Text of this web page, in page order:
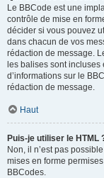
Le BBCode est une
contrôle de mise en
décider si vous pouvez
dans chacun de vos
rédaction de message.
les balises sont incluses
d’informations sur le
rédaction de message.
Haut
Puis-je utiliser le HTML
Non, il n’est pas
mises en forme
BBCodes.